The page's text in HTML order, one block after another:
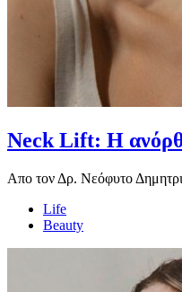
Neck Lift: Η
Απο τον Δρ. Νεόφυτο
Life
Beauty